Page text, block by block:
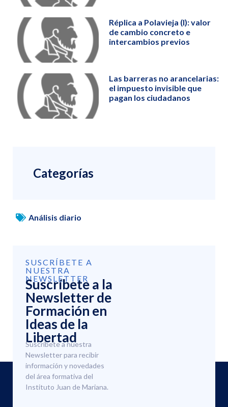
Réplica a Polavieja (I): valor
de cambio concreto e
intercambios previos
Las barreras no arancelarias:
el impuesto invisible que
pagan los ciudadanos
Categorías
Análisis diario
SUSCRÍBETE A
NUESTRA
NEWSLETTER
Suscríbete a la
Newsletter de
Formación en
Ideas de la
Libertad
Suscríbete a nuestra
Newsletter para recibir
información y novedades
del área formativa del
Instituto Juan de Mariana.